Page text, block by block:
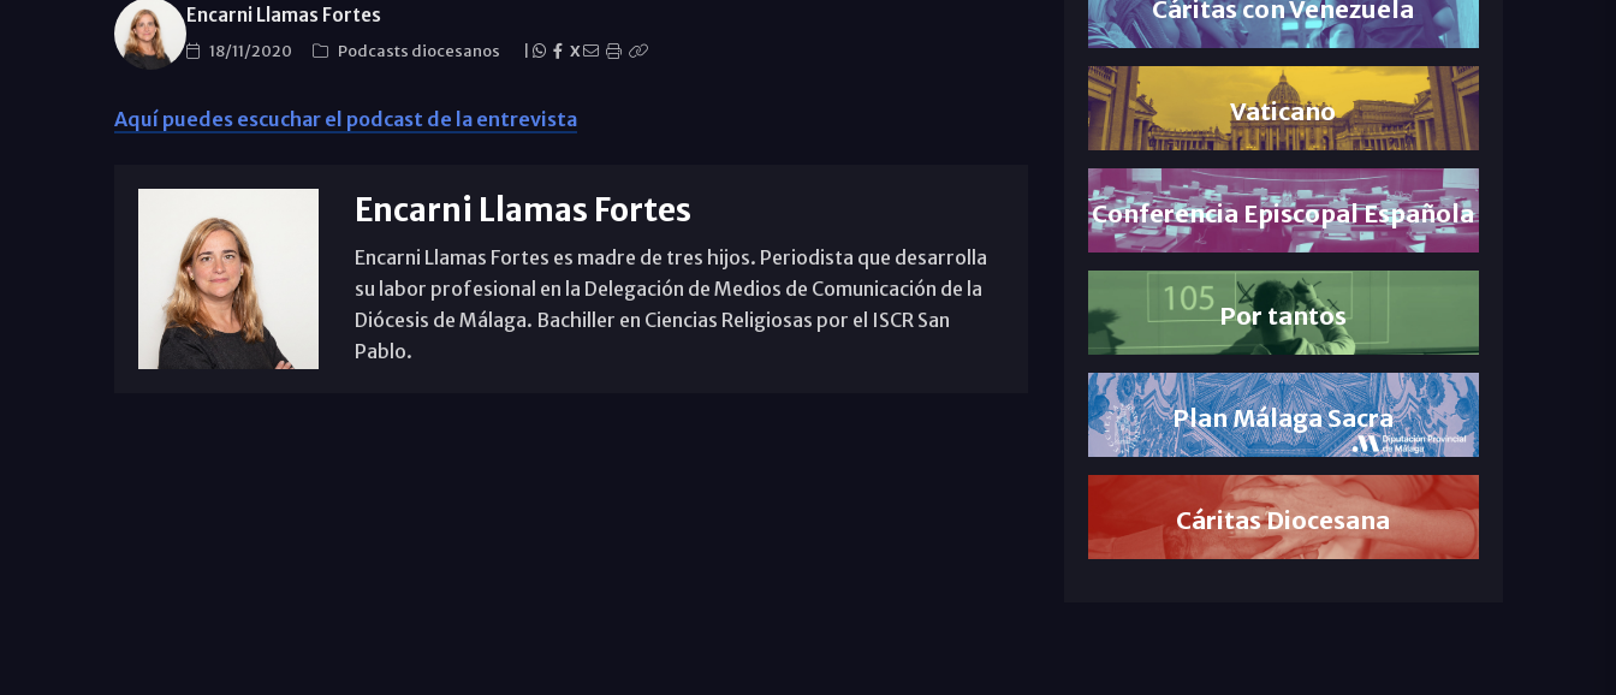
Encarni Llamas Fortes
18/11/2020 Podcasts diocesanos X
Aquí puedes escuchar el podcast de la entrevista
Encarni Llamas Fortes
Encarni Llamas Fortes es madre de tres hijos. Periodista que desarrolla
su labor profesional en la Delegación de Medios de Comunicación de la
Diócesis de Málaga. Bachiller en Ciencias Religiosas por el ISCR San
Pablo.
Cáritas con Venezuela
Vaticano
Conferencia Episcopal Española
Por tantos
Plan Málaga Sacra
Cáritas Diocesana